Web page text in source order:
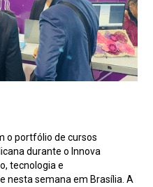
o portfólio de cursos
durante o Innova
tecnologia e
nesta semana em Brasília. A